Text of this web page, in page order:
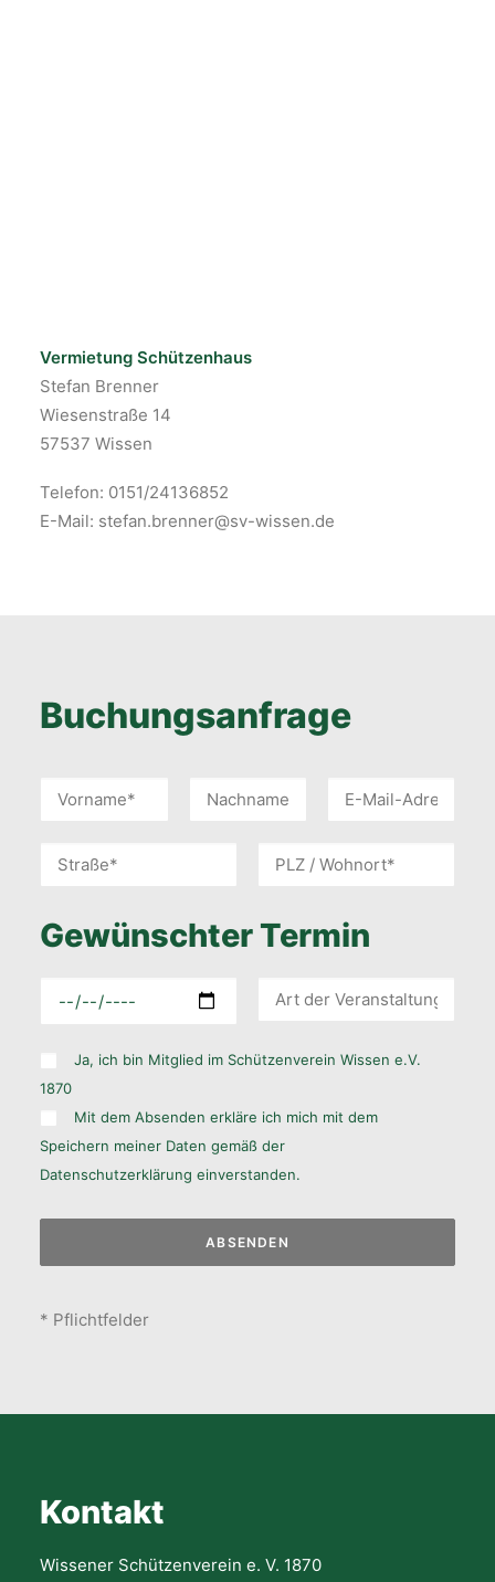
Vermietung Schützenhaus
Stefan Brenner
Wiesenstraße 14
57537 Wissen
Telefon: 0151/24136852
E-Mail: stefan.brenner@sv-wissen.de
Buchungsanfrage
Gewünschter Termin
Ja, ich bin Mitglied im Schützenverein Wissen e.V.
1870
Mit dem Absenden erkläre ich mich mit dem
Speichern meiner Daten gemäß der
Datenschutzerklärung einverstanden.
* Pflichtfelder
Kontakt
Wissener Schützenverein e. V. 1870